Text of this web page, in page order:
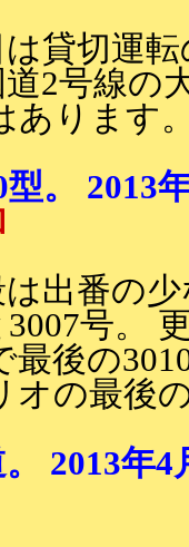
貸切運
道2号線の
あります
型。
出番の
3007号。
後の
オの最後
。 2013